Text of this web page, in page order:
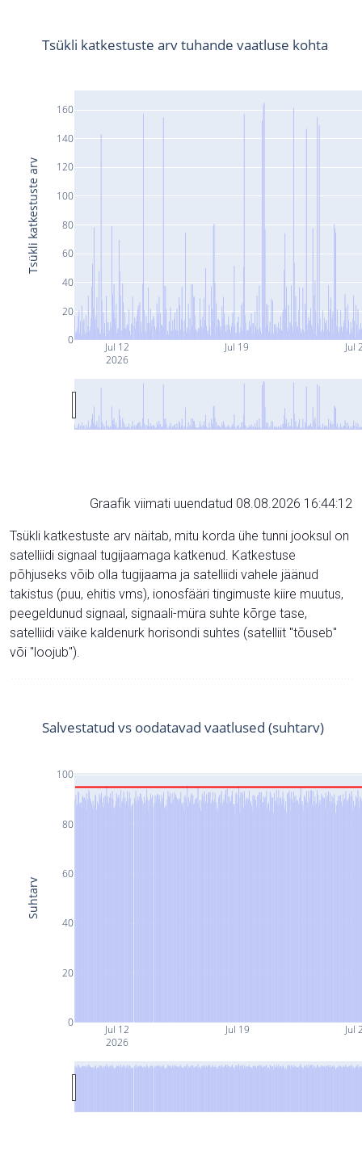
Jul 12
2026
Jul 19 Jul
0
20
40
60
80
100
120
140
160
Tsükli katkestuste arv tuhande vaatluse kohta
Tsükli katkestuste arv
Graafik viimati uuendatud 08.08.2026 16:44:12
Tsükli katkestuste arv näitab, mitu korda ühe tunni jooksul on
satelliidi signaal tugijaamaga katkenud. Katkestuse
põhjuseks võib olla tugijaama ja satelliidi vahele jäänud
takistus (puu, ehitis vms), ionosfääri tingimuste kiire muutus,
peegeldunud signaal, signaali-müra suhte kõrge tase,
satelliidi väike kaldenurk horisondi suhtes (satelliit "tõuseb"
või "loojub").
Jul 12
2026
Jul 19 Jul
0
20
40
60
80
100
Salvestatud vs oodatavad vaatlused (suhtarv)
Suhtarv